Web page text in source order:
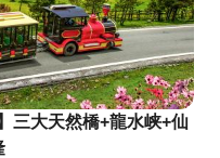
三大天然橋+龍水峡+仙